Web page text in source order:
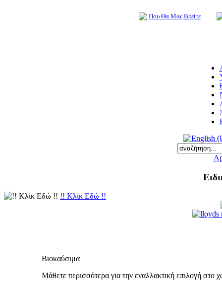
Που Θα Μας Βρείτε
!! Κλίκ Εδώ !!
Βιοκαύσιμα
Μάθετε περισσότερα για την εναλλακτική επιλογή